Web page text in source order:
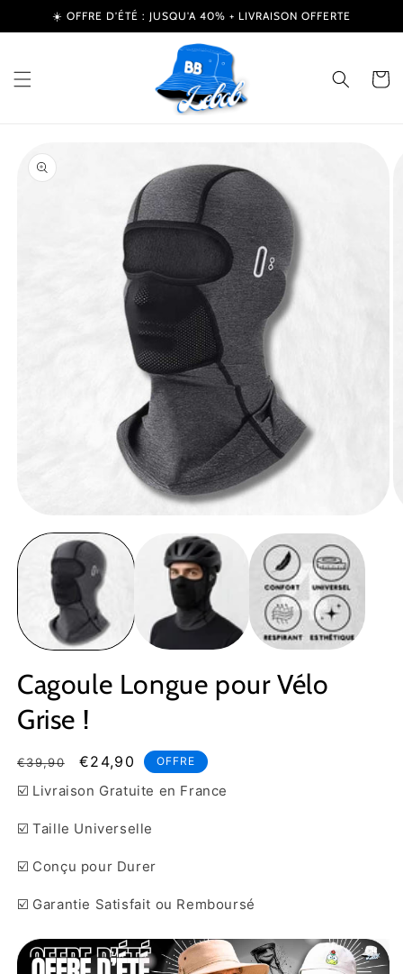
passer
au
☀️ OFFRE D’ÉTÉ : JUSQU'A 40% + LIVRAISON OFFERTE
Panier
informations
produits
média
1
modale
Cagoule Longue pour Vélo
Grise !
Prix
habituel
€39,90
Prix
soldé
€24,90 OFFRE
☑️ Livraison Gratuite en France
☑️ Taille Universelle
☑️ Conçu pour Durer
☑️ Garantie Satisfait ou Remboursé